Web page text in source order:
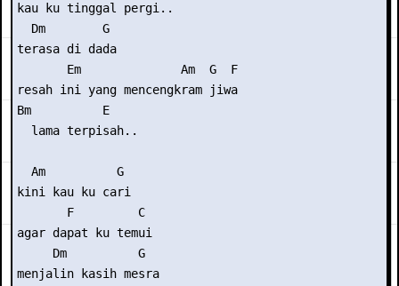
kau ku tinggal pergi..
  Dm        G
terasa di dada
       Em              Am  G  F
resah ini yang mencengkram jiwa
Bm          E
  lama terpisah..
  Am          G
kini kau ku cari
       F         C
agar dapat ku temui
     Dm          G
menjalin kasih mesra